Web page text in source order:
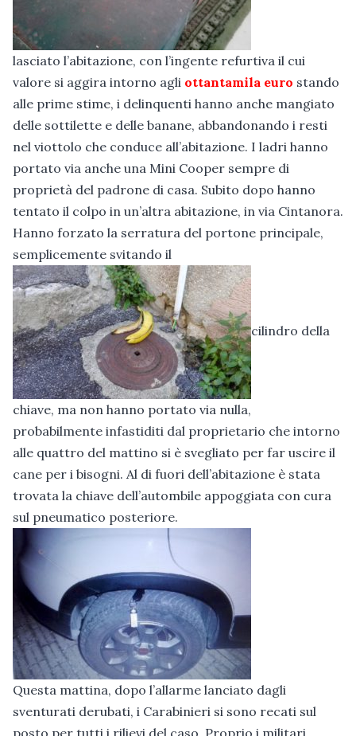
lasciato l’abitazione, con l’ingente refurtiva il cui
valore si aggira intorno agli ottantamila euro stando
alle prime stime, i delinquenti hanno anche mangiato
delle sottilette e delle banane, abbandonando i resti
nel viottolo che conduce all’abitazione. I ladri hanno
portato via anche una Mini Cooper sempre di
proprietà del padrone di casa. Subito dopo hanno
tentato il colpo in un’altra abitazione, in via Cintanora.
Hanno forzato la serratura del portone principale,
semplicemente svitando il
cilindro della
chiave, ma non hanno portato via nulla,
probabilmente infastiditi dal proprietario che intorno
alle quattro del mattino si è svegliato per far uscire il
cane per i bisogni. Al di fuori dell’abitazione è stata
trovata la chiave dell’autombile appoggiata con cura
sul pneumatico posteriore.
Questa mattina, dopo l’allarme lanciato dagli
sventurati derubati, i Carabinieri si sono recati sul
posto per tutti i rilievi del caso. Proprio i militari